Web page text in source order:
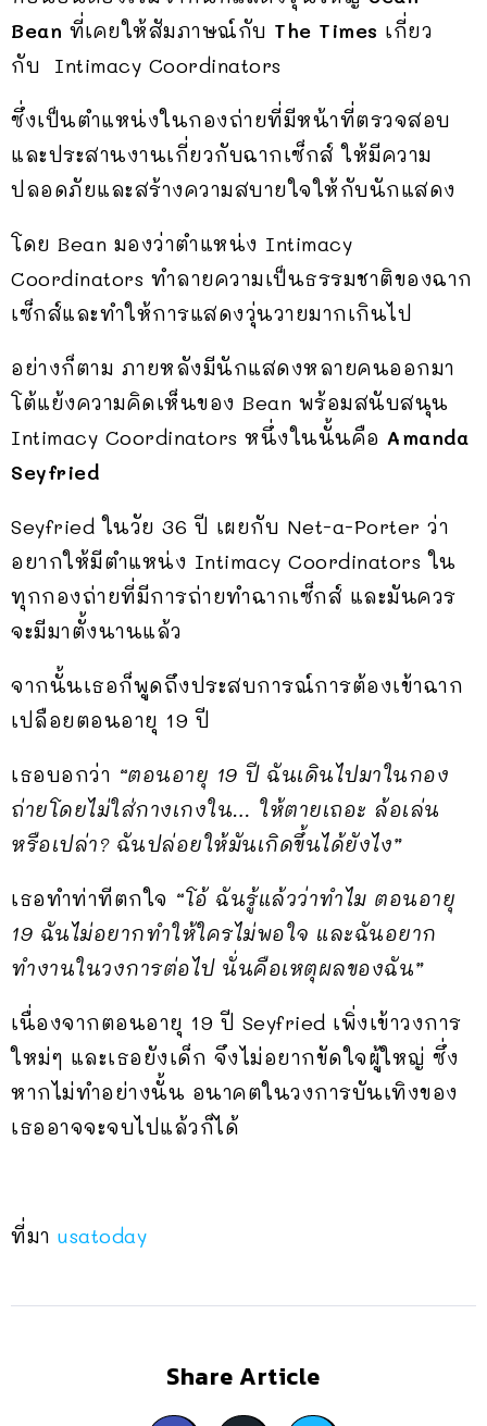
Bean ที่เคยให้สัมภาษณ์กับ The Times เกี่ยว
กับ Intimacy Coordinators
ซึ่งเป็นตำแหน่งในกองถ่ายที่มีหน้าที่ตรวจสอบ
และประสานงานเกี่ยวกับฉากเซ็กส์ ให้มีความ
ปลอดภัยและสร้างความสบายใจให้กับนักแสดง
โดย Bean มองว่าตำแหน่ง Intimacy
Coordinators ทำลายความเป็นธรรมชาติของฉาก
เซ็กส์และทำให้การแสดงวุ่นวายมากเกินไป
อย่างก็ตาม ภายหลังมีนักแสดงหลายคนออกมา
โต้แย้งความคิดเห็นของ Bean พร้อมสนับสนุน
Intimacy Coordinators หนึ่งในนั้นคือ Amanda
Seyfried
Seyfried ในวัย 36 ปี เผยกับ Net-a-Porter ว่า
อยากให้มีตำแหน่ง Intimacy Coordinators ใน
ทุกกองถ่ายที่มีการถ่ายทำฉากเซ็กส์ และมันควร
จะมีมาตั้งนานแล้ว
จากนั้นเธอก็พูดถึงประสบการณ์การต้องเข้าฉาก
เปลือยตอนอายุ 19 ปี
เธอบอกว่า “ตอนอายุ 19 ปี ฉันเดินไปมาในกอง
ถ่ายโดยไม่ใส่กางเกงใน… ให้ตายเถอะ ล้อเล่น
หรือเปล่า? ฉันปล่อยให้มันเกิดขึ้นได้ยังไง”
เธอทำท่าทีตกใจ “โอ้ ฉันรู้แล้วว่าทำไม ตอนอายุ
19 ฉันไม่อยากทำให้ใครไม่พอใจ และฉันอยาก
ทำงานในวงการต่อไป นั่นคือเหตุผลของฉัน”
เนื่องจากตอนอายุ 19 ปี Seyfried เพิ่งเข้าวงการ
ใหม่ๆ และเธอยังเด็ก จึงไม่อยากขัดใจผู้ใหญ่ ซึ่ง
หากไม่ทำอย่างนั้น อนาคตในวงการบันเทิงของ
เธออาจจะจบไปแล้วก็ได้
ที่มา usatoday
Share Article